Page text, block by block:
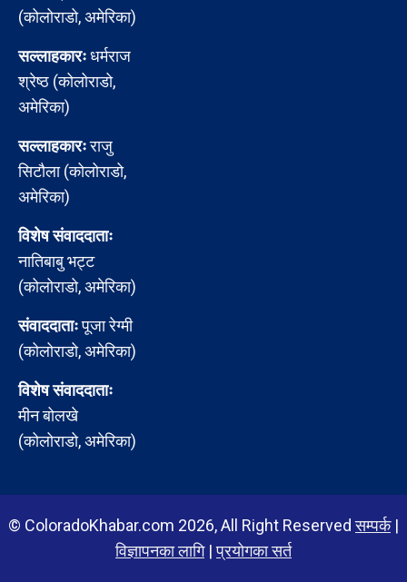
(कोलोराडो, अमेरिका)
सल्लाहकारःधर्मराज
श्रेष्ठ (कोलोराडो,
अमेरिका)
सल्लाहकारःराजु
सिटौला (कोलोराडो,
अमेरिका)
विशेष संवाददाताः
नातिबाबु भट्ट
(कोलोराडो, अमेरिका)
संवाददाताःपूजा रेग्मी
(कोलोराडो, अमेरिका)
विशेष संवाददाताः
मीन बोलखे
(कोलोराडो, अमेरिका)
© ColoradoKhabar.com 2026, All Right Reservedसम्पर्क|
विज्ञापनका लागि|प्रयोगका सर्त